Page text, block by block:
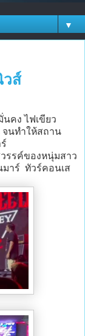
▼
ส์
คง ไฟเขียว
จนทำให้สถาน
วรรค์ของหนุ่มสาว
มาร์ ทัวร์คอนเส